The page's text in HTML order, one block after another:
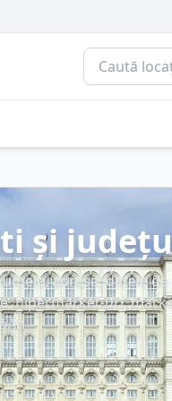
și
adresa, datele de
hipermarket-uri,